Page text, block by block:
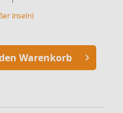
Inseln)
Warenkorb